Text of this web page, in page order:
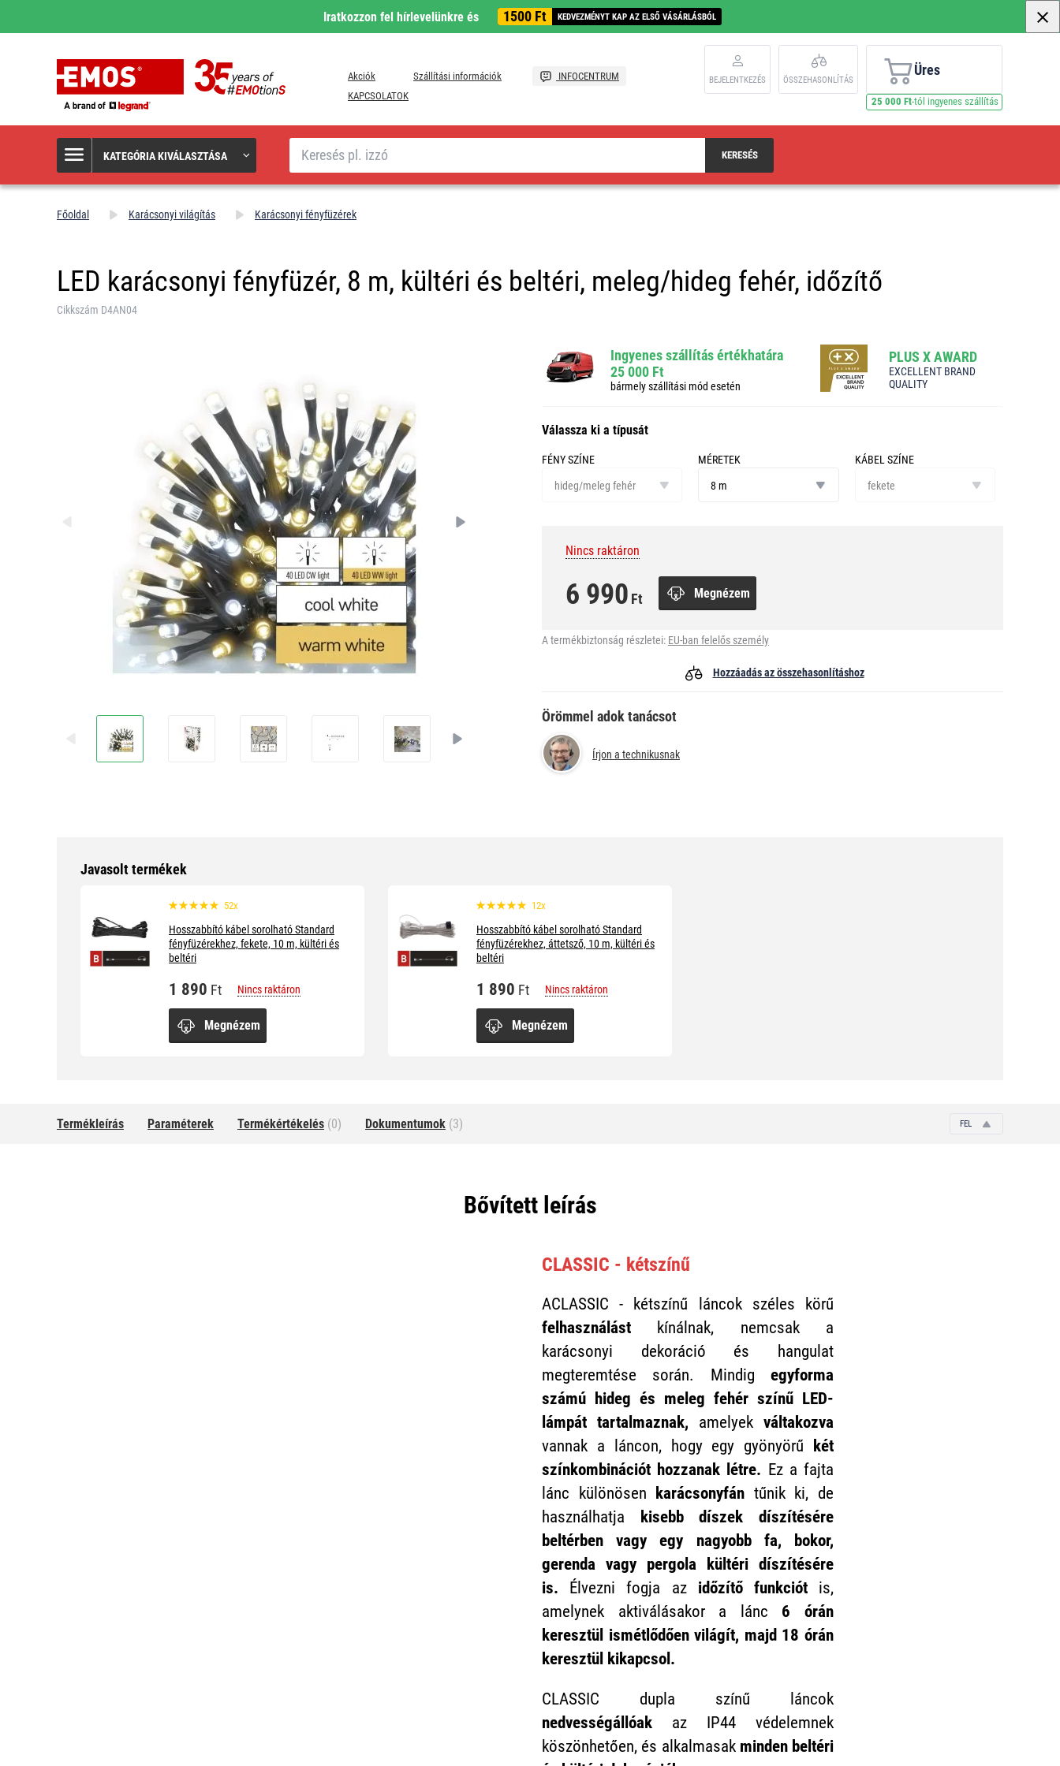
Iratkozzon fel hírlevelünkre és 1500 Ft KEDVEZMÉNYT KAP AZ ELSŐ VÁSÁRLÁSBÓL
Akciók Szállítási információk
INFOCENTRUM
KAPCSOLATOK
BEJELENTKEZÉS ÖSSZEHASONLÍTÁS
Üres
25 000 Ft-tól ingyenes szállítás
KATEGÓRIA KIVÁLASZTÁSA
Keresés
KERESÉS
Főoldal Karácsonyi világítás Karácsonyi fényfüzérek
LED karácsonyi fényfüzér, 8 m, kültéri és beltéri, meleg/hideg fehér, időzítő
Cikkszám D4AN04
Ingyenes szállítás értékhatára
25 000 Ft
bármely szállítási mód esetén
PLUS X AWARD
EXCELLENT BRAND
QUALITY
Válassza ki a típusát
FÉNY SZÍNE
színehideg/meleg fehér
MÉRETEK
8 m
KÁBEL SZÍNE
színefekete
Nincs raktáron
6 990 Ft Megnézem
A termékbiztonság részletei: EU-ban felelős személy
Hozzáadás az összehasonlításhoz
Örömmel adok tanácsot
Írjon a technikusnak
Javasolt termékek
52x
Hosszabbító kábel sorolható Standard
fényfüzérekhez, fekete, 10 m, kültéri és
beltéri
1 890 Ft Nincs raktáron
Megnézem
12x
Hosszabbító kábel sorolható Standard
fényfüzérekhez, áttetsző, 10 m, kültéri és
beltéri
1 890 Ft Nincs raktáron
Megnézem
Termékleírás Paraméterek Termékértékelés (0) Dokumentumok (3) FEL
Bővített leírás
CLASSIC - kétszínű
ACLASSIC - kétszínű láncok széles körű
felhasználást kínálnak, nemcsak a
karácsonyi dekoráció és hangulat
megteremtése során. Mindig egyforma
számú hideg és meleg fehér színű LED-
lámpát tartalmaznak, amelyek váltakozva
vannak a láncon, hogy egy gyönyörű
két
színkombinációt hozzanak létre. Ez a fajta
lánc különösen
karácsonyfán tűnik ki, de
használhatja
kisebb díszek díszítésére
beltérben vagy egy nagyobb fa, bokor,
gerenda vagy pergola kültéri díszítésére
is. Élvezni fogja az időzítő funkciótis,
amelynek aktiválásakor a lánc 6 órán
keresztül ismétlődően világít, majd 18 órán
keresztül kikapcsol.
CLASSIC dupla színű láncok
nedvességállóak az IP44 védelemnek
köszönhetően, és alkalmasak minden beltéri